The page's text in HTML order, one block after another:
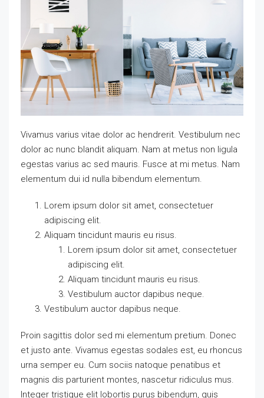
Vivamus varius vitae dolor ac hendrerit. Vestibulum nec
dolor ac nunc blandit aliquam. Nam at metus non ligula
egestas varius ac sed mauris. Fusce at mi metus. Nam
elementum dui id nulla bibendum elementum.
Lorem ipsum dolor sit amet, consectetuer
adipiscing elit.
Aliquam tincidunt mauris eu risus.
Lorem ipsum dolor sit amet, consectetuer
adipiscing elit.
Aliquam tincidunt mauris eu risus.
Vestibulum auctor dapibus neque.
Vestibulum auctor dapibus neque.
Proin sagittis dolor sed mi elementum pretium. Donec
et justo ante. Vivamus egestas sodales est, eu rhoncus
urna semper eu. Cum sociis natoque penatibus et
magnis dis parturient montes, nascetur ridiculus mus.
Integer tristique elit lobortis purus bibendum, quis